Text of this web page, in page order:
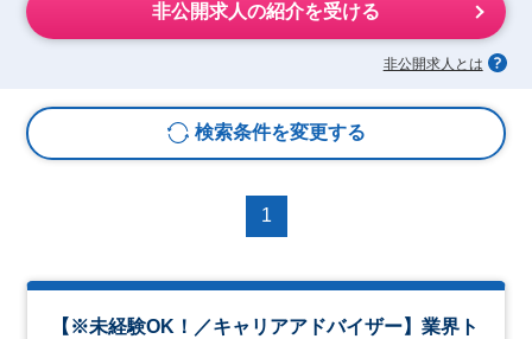
非公開求人の紹介を受ける
非公開求人とは
検索条件を変更する
1
【※未経験OK！／キャリアアドバイザー】業界ト